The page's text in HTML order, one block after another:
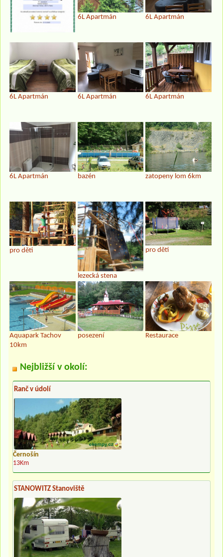
6L Apartmán 6L Apartmán
6L Apartmán 6L Apartmán 6L Apartmán
6L Apartmán bazén zatopeny lom 6km
pro děti
lezecká stena
pro děti
Aquapark Tachov
10km
posezení Restaurace
Nejbližší v okolí:
Ranč v údolí
Černošín
13Km
STANOWITZ Stanoviště